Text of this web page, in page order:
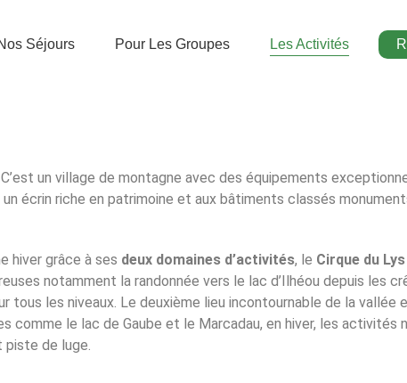
Séjours Pour Les Groupes Les Activités
un village de montagne avec des équipements
écrin riche en patrimoine et aux bâtiments classés
hiver grâce à ses deux domaines d’activités, le Cirque du Lys
notamment la randonnée vers le lac d’Ilhéou depuis les
les niveaux. Le deuxième lieu incontournable de la vallée
comme le lac de Gaube et le Marcadau, en hiver, les activités
piste de luge.